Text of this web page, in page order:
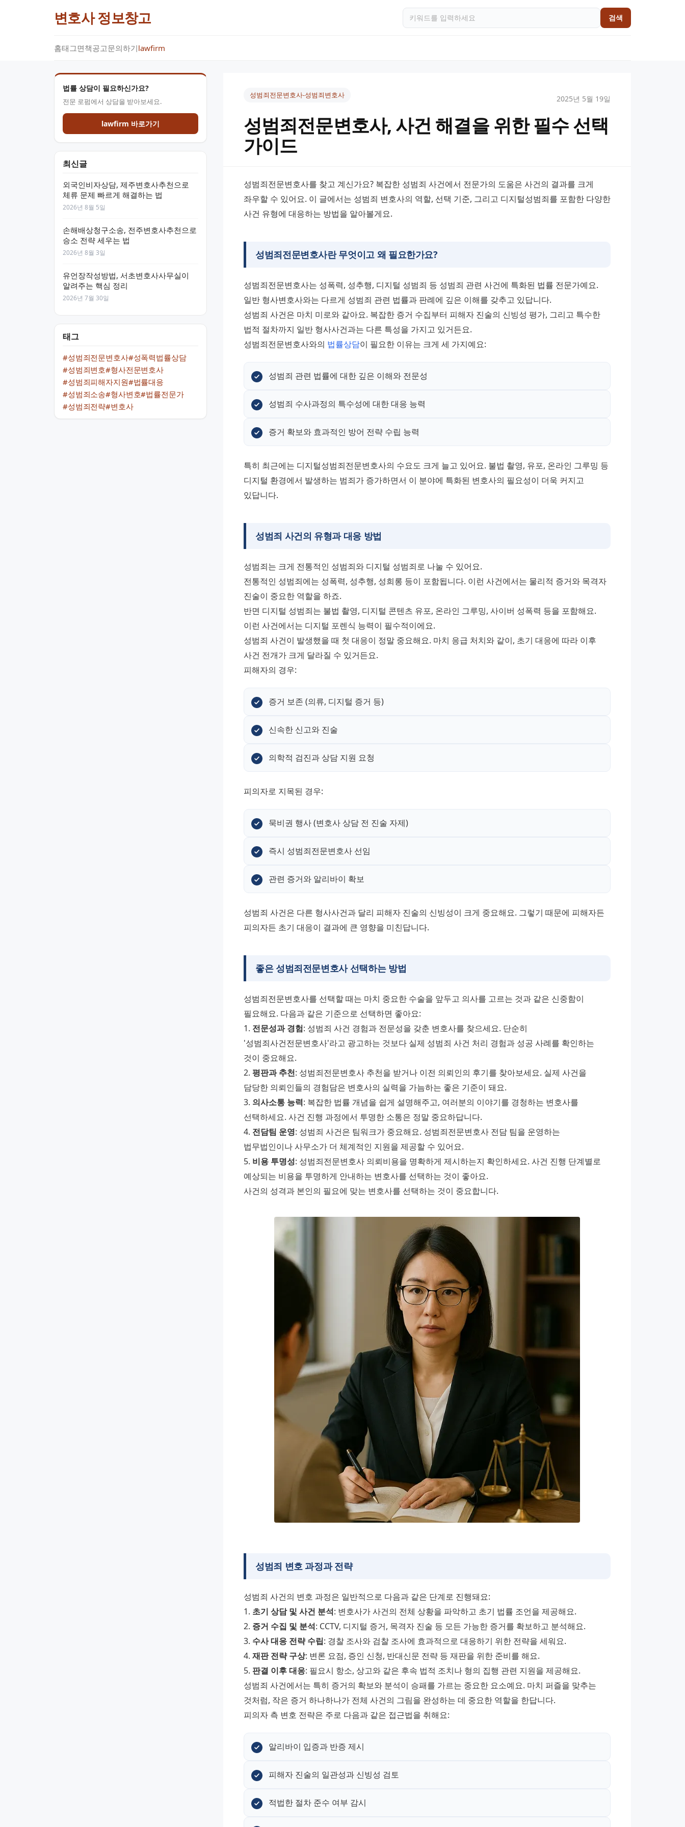
변호사 정보창고 검색
홈태그면책공고문의하기lawfirm
법률 상담이 필요하신가요?
전문 로펌에서 상담을 받아보세요.
lawfirm 바로가기
최신글
외국인비자상담, 제주변호사추천으로
체류 문제 빠르게 해결하는 법
2026년 8월 5일
손해배상청구소송, 전주변호사추천으로
승소 전략 세우는 법
2026년 8월 3일
유언장작성방법, 서초변호사사무실이
알려주는 핵심 정리
2026년 7월 30일
태그
#성범죄전문변호사#성폭력법률상담
#성범죄변호#형사전문변호사
#성범죄피해자지원#법률대응
#성범죄소송#형사변호#법률전문가
#성범죄전략#변호사
성범죄전문변호사-성범죄변호사 2025년 5월 19일
성범죄전문변호사, 사건 해결을 위한 필수 선택
가이드
성범죄전문변호사를 찾고 계신가요? 복잡한 성범죄 사건에서 전문가의 도움은 사건의 결과를 크게
좌우할 수 있어요. 이 글에서는 성범죄 변호사의 역할, 선택 기준, 그리고 디지털성범죄를 포함한 다양한
사건 유형에 대응하는 방법을 알아볼게요.
성범죄전문변호사란 무엇이고 왜 필요한가요?
성범죄전문변호사는 성폭력, 성추행, 디지털 성범죄 등 성범죄 관련 사건에 특화된 법률 전문가예요.
일반 형사변호사와는 다르게 성범죄 관련 법률과 판례에 깊은 이해를 갖추고 있답니다.
성범죄 사건은 마치 미로와 같아요. 복잡한 증거 수집부터 피해자 진술의 신빙성 평가, 그리고 특수한
법적 절차까지 일반 형사사건과는 다른 특성을 가지고 있거든요.
성범죄전문변호사와의 법률상담이 필요한 이유는 크게 세 가지예요:
성범죄 관련 법률에 대한 깊은 이해와 전문성
성범죄 수사과정의 특수성에 대한 대응 능력
증거 확보와 효과적인 방어 전략 수립 능력
특히 최근에는 디지털성범죄전문변호사의 수요도 크게 늘고 있어요. 불법 촬영, 유포, 온라인 그루밍 등
디지털 환경에서 발생하는 범죄가 증가하면서 이 분야에 특화된 변호사의 필요성이 더욱 커지고
있답니다.
성범죄 사건의 유형과 대응 방법
성범죄는 크게 전통적인 성범죄와 디지털 성범죄로 나눌 수 있어요.
전통적인 성범죄에는 성폭력, 성추행, 성희롱 등이 포함됩니다. 이런 사건에서는 물리적 증거와 목격자
진술이 중요한 역할을 하죠.
반면 디지털 성범죄는 불법 촬영, 디지털 콘텐츠 유포, 온라인 그루밍, 사이버 성폭력 등을 포함해요.
이런 사건에서는 디지털 포렌식 능력이 필수적이에요.
성범죄 사건이 발생했을 때 첫 대응이 정말 중요해요. 마치 응급 처치와 같이, 초기 대응에 따라 이후
사건 전개가 크게 달라질 수 있거든요.
피해자의 경우:
증거 보존 (의류, 디지털 증거 등)
신속한 신고와 진술
의학적 검진과 상담 지원 요청
피의자로 지목된 경우:
묵비권 행사 (변호사 상담 전 진술 자제)
즉시 성범죄전문변호사 선임
관련 증거와 알리바이 확보
성범죄 사건은 다른 형사사건과 달리 피해자 진술의 신빙성이 크게 중요해요. 그렇기 때문에 피해자든
피의자든 초기 대응이 결과에 큰 영향을 미친답니다.
좋은 성범죄전문변호사 선택하는 방법
성범죄전문변호사를 선택할 때는 마치 중요한 수술을 앞두고 의사를 고르는 것과 같은 신중함이
필요해요. 다음과 같은 기준으로 선택하면 좋아요:
1. 전문성과 경험: 성범죄 사건 경험과 전문성을 갖춘 변호사를 찾으세요. 단순히
'성범죄사건전문변호사'라고 광고하는 것보다 실제 성범죄 사건 처리 경험과 성공 사례를 확인하는
것이 중요해요.
2. 평판과 추천: 성범죄전문변호사 추천을 받거나 이전 의뢰인의 후기를 찾아보세요. 실제 사건을
담당한 의뢰인들의 경험담은 변호사의 실력을 가늠하는 좋은 기준이 돼요.
3. 의사소통 능력: 복잡한 법률 개념을 쉽게 설명해주고, 여러분의 이야기를 경청하는 변호사를
선택하세요. 사건 진행 과정에서 투명한 소통은 정말 중요하답니다.
4. 전담팀 운영: 성범죄 사건은 팀워크가 중요해요. 성범죄전문변호사 전담 팀을 운영하는
법무법인이나 사무소가 더 체계적인 지원을 제공할 수 있어요.
5. 비용 투명성: 성범죄전문변호사 의뢰비용을 명확하게 제시하는지 확인하세요. 사건 진행 단계별로
예상되는 비용을 투명하게 안내하는 변호사를 선택하는 것이 좋아요.
사건의 성격과 본인의 필요에 맞는 변호사를 선택하는 것이 중요합니다.
성범죄 변호 과정과 전략
성범죄 사건의 변호 과정은 일반적으로 다음과 같은 단계로 진행돼요:
1. 초기 상담 및 사건 분석: 변호사가 사건의 전체 상황을 파악하고 초기 법률 조언을 제공해요.
2. 증거 수집 및 분석: CCTV, 디지털 증거, 목격자 진술 등 모든 가능한 증거를 확보하고 분석해요.
3. 수사 대응 전략 수립: 경찰 조사와 검찰 조사에 효과적으로 대응하기 위한 전략을 세워요.
4. 재판 전략 구상: 변론 요점, 증인 신청, 반대신문 전략 등 재판을 위한 준비를 해요.
5. 판결 이후 대응: 필요시 항소, 상고와 같은 후속 법적 조치나 형의 집행 관련 지원을 제공해요.
성범죄 사건에서는 특히 증거의 확보와 분석이 승패를 가르는 중요한 요소예요. 마치 퍼즐을 맞추는
것처럼, 작은 증거 하나하나가 전체 사건의 그림을 완성하는 데 중요한 역할을 한답니다.
피의자 측 변호 전략은 주로 다음과 같은 접근법을 취해요:
알리바이 입증과 반증 제시
피해자 진술의 일관성과 신빙성 검토
적법한 절차 준수 여부 감시